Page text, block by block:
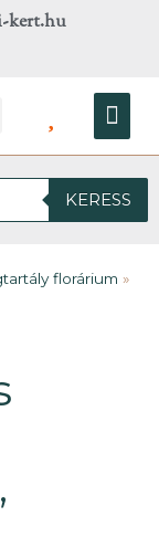
kert.hu
KERESS
florárium »